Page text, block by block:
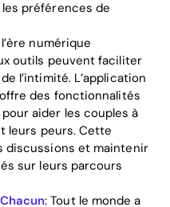
préférences de
numérique
outils peuvent faciliter
l’intimité. L’application
des fonctionnalités
aider les couples à
leurs peurs. Cette
discussions et maintenir
sur leurs parcours
: Tout le monde a